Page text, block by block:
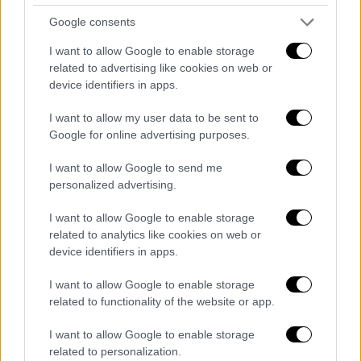
Google consents
I want to allow Google to enable storage
related to advertising like cookies on web or
device identifiers in apps.
I want to allow my user data to be sent to
Google for online advertising purposes.
I want to allow Google to send me
personalized advertising.
I want to allow Google to enable storage
related to analytics like cookies on web or
device identifiers in apps.
I want to allow Google to enable storage
related to functionality of the website or app.
I want to allow Google to enable storage
related to personalization.
και σε συγκεκριμένα παραδείγματα.
O υπουργός Επικρατείας άκουσε τους
προβληματισμούς που διατύπωσαν
βουλευτές. Αυτό πάντως που σημείωσε
είναι πως
πρόκειται για μια ρύθμιση που έχει
ως στόχο να δώσειίδια δικαιώματα
στα
Μπροστά βγήκε και o
που εκτιμάται πως είναι ένα πρόσωπο που
μπορεί να μιλήσει σε ένα πιο παραδοσιακό
ακροατήριο - ο οποίος σημείωσε πως
νομοσχέδιο. Η ενημέρωση στην Πειραιώς
κράτησε περίπου 2.5 ώρες και τον λόγο
πήρε η καθηγήτρια Αστικού Δικαίου
Κατερίνα Φουνταδάκη, που απάντησε